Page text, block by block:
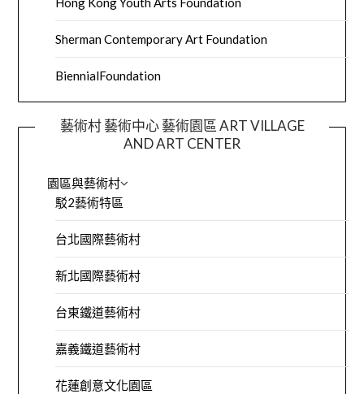
Sherman Contemporary Art Foundation
BiennialFoundation
藝術村 藝術中心 藝術園區 ART VILLAGE
AND ART CENTER
園區與藝術村
駁2藝術特區
台北國際藝術村
新北國際藝術村
台東鐵道藝術村
嘉義鐵道藝術村
花蓮創意文化園區